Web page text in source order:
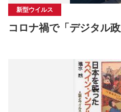
新型ウイルス
コロナ禍で「デジタル